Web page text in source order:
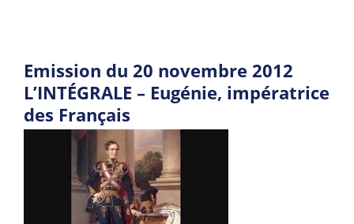
Emission du 20 novembre 2012
L’INTÉGRALE – Eugénie, impératrice
des Français